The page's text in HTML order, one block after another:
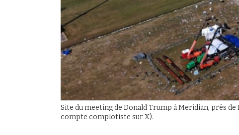
Site du meeting de Donald Trump à Meridian, près
compte complotiste sur X).